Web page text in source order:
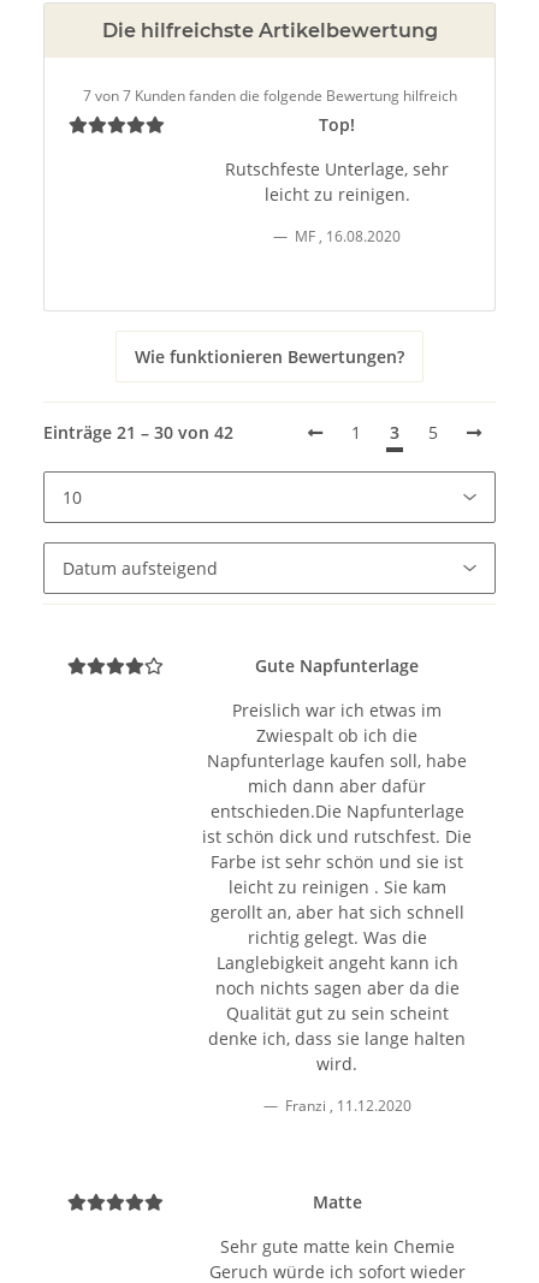
Die hilfreichste Artikelbewertung
7 von 7 Kunden fanden die folgende Bewertung hilfreich
Top!
Rutschfeste Unterlage, sehr
leicht zu reinigen.
MF, 16.08.2020
Wie funktionieren Bewertungen?
Einträge 21 – 30 von 42 1 3 5
Gute Napfunterlage
Preislich war ich etwas im
Zwiespalt ob ich die
Napfunterlage kaufen soll, habe
mich dann aber dafür
entschieden.Die Napfunterlage
ist schön dick und rutschfest. Die
Farbe ist sehr schön und sie ist
leicht zu reinigen . Sie kam
gerollt an, aber hat sich schnell
richtig gelegt. Was die
Langlebigkeit angeht kann ich
noch nichts sagen aber da die
Qualität gut zu sein scheint
denke ich, dass sie lange halten
wird.
Franzi , 11.12.2020
Matte
Sehr gute matte kein Chemie
Geruch würde ich sofort wieder